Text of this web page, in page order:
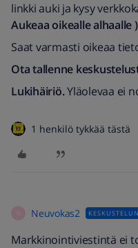
linkki auki ja kysy
Aukeaa oikealle alhaalle
Saat varmasti oikeaa
Ota tallenne
Lukihäiriö.Yläolevaa ei
1 henkilö tykkää tästä
Neuvokas2
Markkinointiviestintä ei